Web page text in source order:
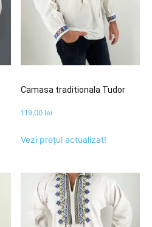
Camasa traditionala Tudor
119,00 lei
Vezi prețul actualizat!